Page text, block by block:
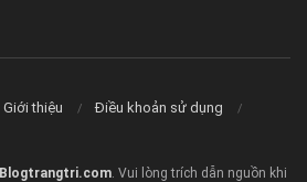
Giới thiệu
Điều khoản sử dụng
Blogtrangtri.com. Vui lòng trích dẫn nguồn khi